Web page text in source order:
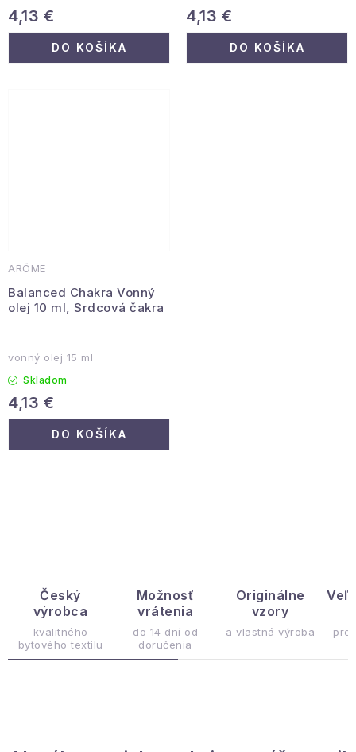
4,13 €
DO KOŠÍKA
4,13 €
DO KOŠÍKA
ARÔME
Balanced Chakra Vonný
olej 10 ml, Srdcová čakra
vonný olej 15 ml
Skladom
4,13 €
DO KOŠÍKA
i
Český
výrobca
kvalitného
bytového textilu
Možnosť
vrátenia
do 14 dní od
doručenia
Originálne
vzory
a vlastná výroba pre